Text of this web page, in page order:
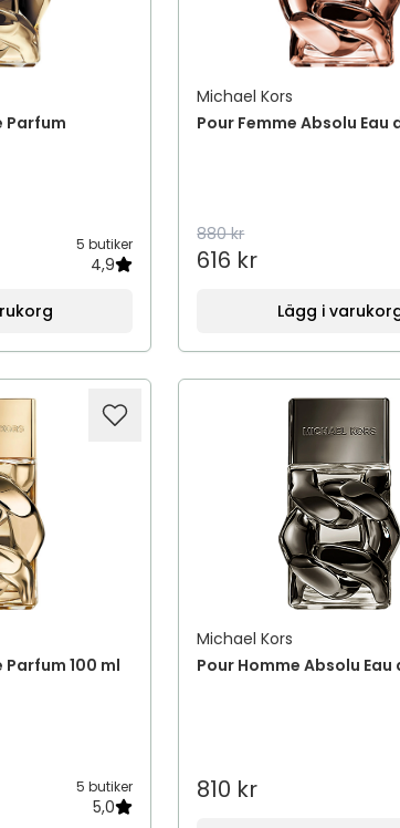
Parfum
5 butiker
4,9
Michael Kors
Pour Femme Absolu Eau
880 kr
616 kr
Lägg i
Parfum 100 ml
5 butiker
5,0
Michael Kors
Pour Homme Absolu Eau
810 kr